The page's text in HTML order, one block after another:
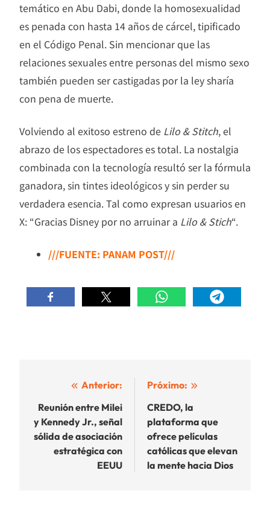
temático en Abu Dabi, donde la homosexualidad
es penada con hasta 14 años de cárcel, tipificado
en el Código Penal. Sin mencionar que las
relaciones sexuales entre personas del mismo sexo
también pueden ser castigadas por la ley sharía
con pena de muerte.
Volviendo al exitoso estreno de Lilo & Stitch, el
abrazo de los espectadores es total. La nostalgia
combinada con la tecnología resultó ser la fórmula
ganadora, sin tintes ideológicos y sin perder su
verdadera esencia. Tal como expresan usuarios en
X: “Gracias Disney por no arruinar a Lilo & Stich“.
///FUENTE: PANAM POST///
Navegación
de
entradas
Anterior:
Reunión entre Milei
y Kennedy Jr., señal
sólida de asociación
estratégica con
EEUU
Próximo:
CREDO, la
plataforma que
ofrece películas
católicas que elevan
la mente hacia Dios